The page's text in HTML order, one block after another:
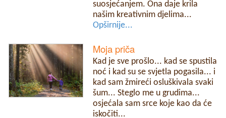
suosjećanjem. Ona daje krila
našim kreativnim djelima...
Opširnije...
Moja priča
Kad je sve prošlo... kad se spustila
noć i kad su se svjetla pogasila... i
kad sam žmireći osluškivala svaki
šum... Steglo me u grudima...
osjećala sam srce koje kao da će
iskočiti...